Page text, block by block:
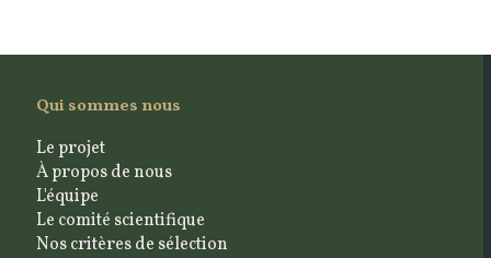
Qui sommes nous
Le projet
À propos de nous
L'équipe
Le comité scientifique
Nos critères de sélection